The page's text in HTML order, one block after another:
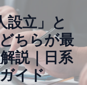
設立」と
ちらが最
説｜日系
イド